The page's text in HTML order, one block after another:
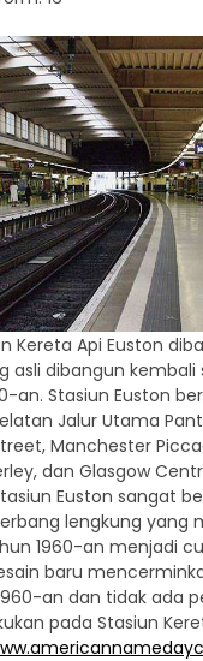
Kereta Api Euston
asli dibangun
an. Stasiun Euston
Jalur Utama
Manchester
dan Glasgow
Euston sangat
lengkung yang
1960-an menjadi
baru
an dan tidak ada
pada Stasiun